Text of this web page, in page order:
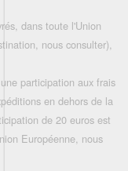
dans toute l'Union
nous consulter),
participation aux frais
en dehors de la
de 20 euros est
Européenne, nous